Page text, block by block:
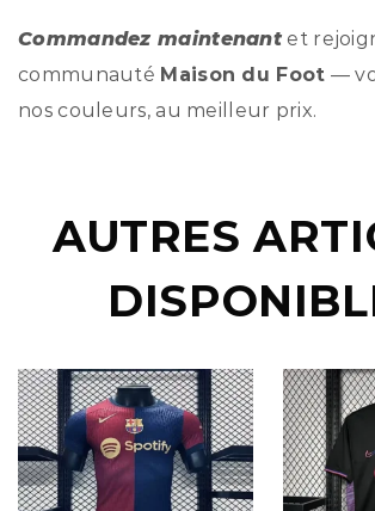
Commandez maintenant et
communauté Maison du Foot —
nos couleurs, au meilleur prix.
AUTRES